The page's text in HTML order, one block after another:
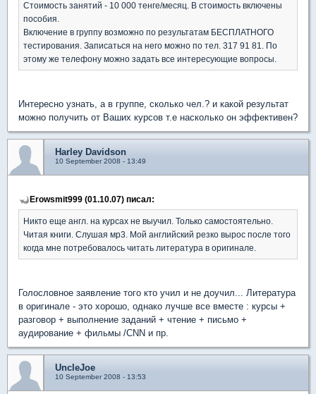
Стоимость занятий - 10 000 тенге/месяц. В стоимость включены
пособия.
Включение в группу возможно по результатам БЕСПЛАТНОГО
тестирования. Записаться на него можно по тел. 317 91 81. По
этому же телефону можно задать все интересующие вопросы.
Интересно узнать, а в группе, сколько чел.? и какой результат
можно получить от Ваших курсов т.е насколько он эффективен?
Harley Davidson
10 September 2008 - 13:49
Erowsmit999 (01.10.07) писал:
Никто еще англ. на курсах не выучил. Только самостоятельно.
Читая книги. Слушая мр3. Мой английский резко вырос после того
когда мне потребовалось читать литература в оригинале.
Голословное заявление того кто учил и не доучил... Литература
в оригинале - это хорошо, однако лучше все вместе : курсы +
разговор + выполнение заданий + чтение + письмо +
аудирование + фильмы /СNN и пр.
UncleJoe
10 September 2008 - 13:53